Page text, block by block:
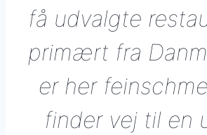
få udvalgte
primært fra
er her
finder vej til en